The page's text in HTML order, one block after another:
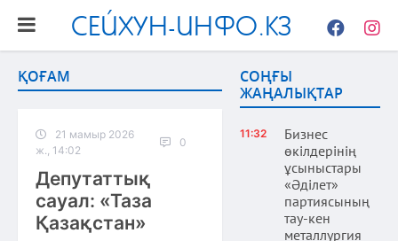
СЕЙХУН-ИНФО.КЗ
Facebook
ҚОҒАМ
21 мамыр 2026
ж., 14:02
0
Депутаттық
сауал: «Таза
Қазақстан»
СОҢҒЫ
ЖАҢАЛЫҚТАР
11:32
Бизнес
өкілдерінің
ұсыныстары
«Әділет»
партиясының
тау-кен
металлургия